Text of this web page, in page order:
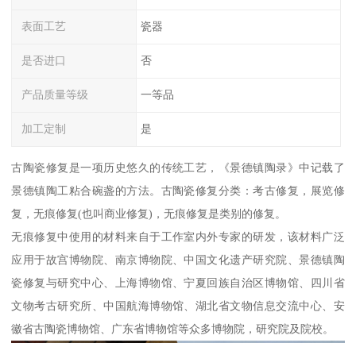
表面工艺 瓷器
是否进口 否
产品质量等级 一等品
加工定制 是
古陶瓷修复是一项历史悠久的传统工艺，《景德镇陶录》中记载了
景德镇陶工粘合碗盏的方法。古陶瓷修复分类：考古修复，展览修
复，无痕修复(也叫商业修复)，无痕修复是类别的修复。
无痕修复中使用的材料来自于工作室内外专家的研发，该材料广泛
应用于故宫博物院、南京博物院、中国文化遗产研究院、景德镇陶
瓷修复与研究中心、上海博物馆、宁夏回族自治区博物馆、四川省
文物考古研究所、中国航海博物馆、湖北省文物信息交流中心、安
徽省古陶瓷博物馆、广东省博物馆等众多博物院，研究院及院校。